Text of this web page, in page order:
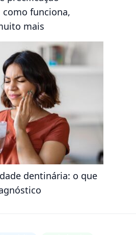
funciona,
mais
dentinária: o que